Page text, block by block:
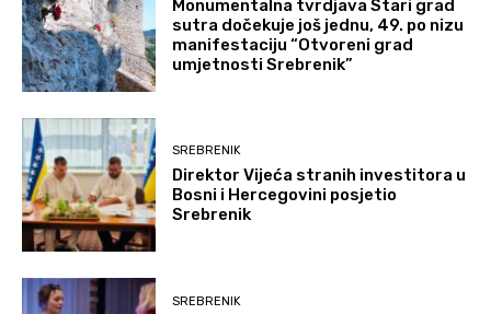
Monumentalna tvrdjava Stari grad
sutra dočekuje još jednu, 49. po nizu
manifestaciju “Otvoreni grad
umjetnosti Srebrenik”
SREBRENIK
Direktor Vijeća stranih investitora u
Bosni i Hercegovini posjetio
Srebrenik
SREBRENIK